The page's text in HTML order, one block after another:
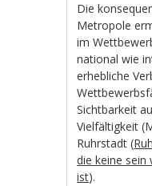
Die
Metropole
im
national wie
erhebliche
Sichtbarkeit
Vielfältigkeit
Ruhrstadt (
die keine sein
ist).